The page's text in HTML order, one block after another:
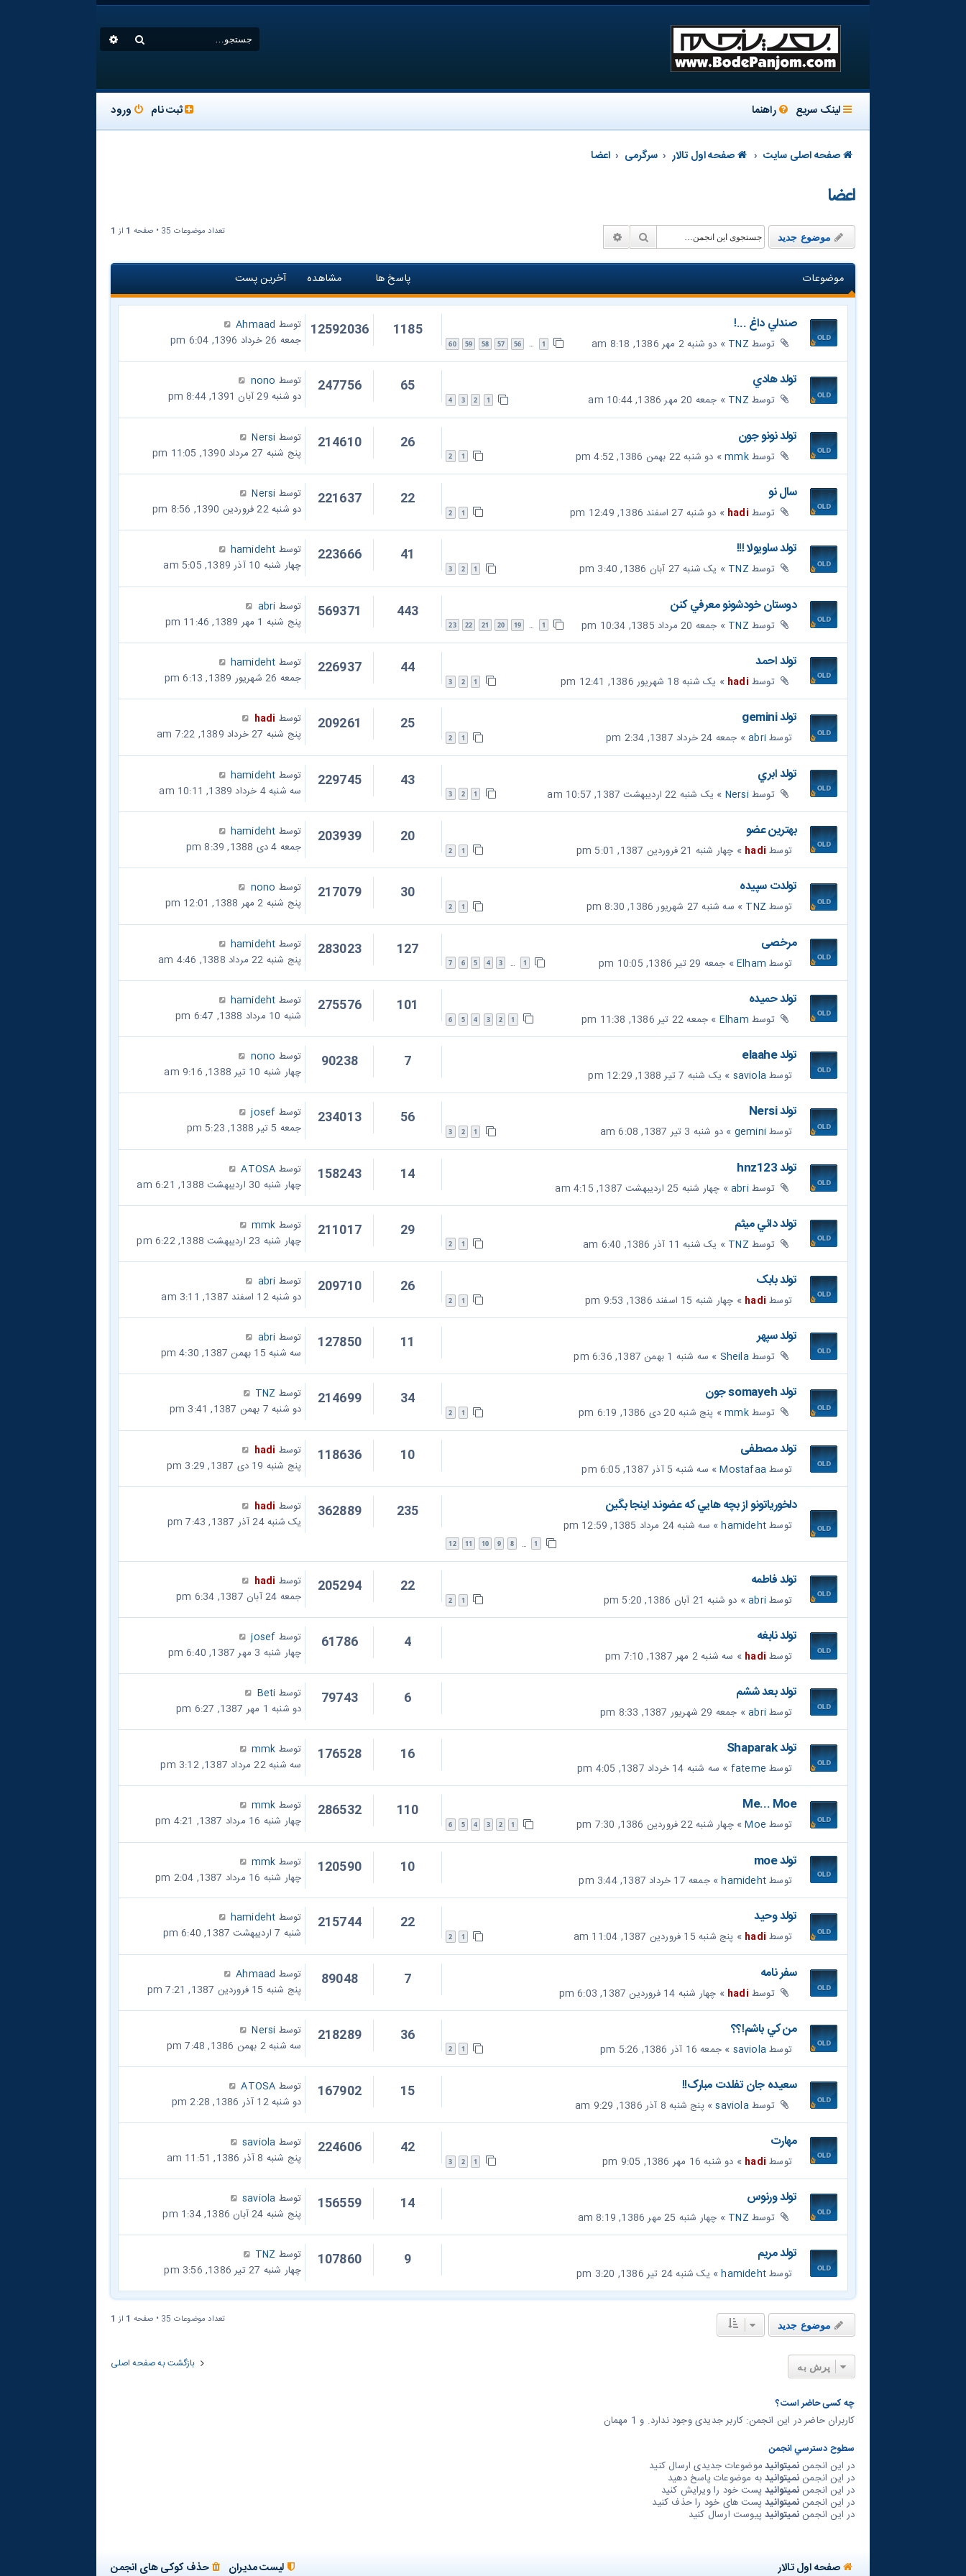
جستجو
لینک سریع راهنما ورود ثبت نام
صفحه اصلی سایت صفحه اول تالار سرگرمی اعضا
اعضا
موضوع جدید جستجو تعداد موضوعات 35 • صفحه 1 از 1
موضوعات پاسخ ها مشاهده آخرین پست
صندلي داغ ...!
توسط TNZ » دو شنبه 2 مهر 1386, 8:18 am 1
…
56
57
58
59
60
1185
12592036 توسط Ahmaad
جمعه 26 خرداد 1396, 6:04 pm
تولد هادي
توسط TNZ » جمعه 20 مهر 1386, 10:44 am 1
2
3
4
65
247756 توسط nono
دو شنبه 29 آبان 1391, 8:44 pm
تولد نونو جون
توسطmmk» دو شنبه 22 بهمن 1386, 4:52 pm 1
2
26
214610 توسط Nersi
پنج شنبه 27 مرداد 1390, 11:05 pm
سال نو
توسط hadi » دو شنبه 27 اسفند 1386, 12:49 pm 1
2
22
221637 توسط Nersi
دو شنبه 22 فروردین 1390, 8:56 pm
تولد ساويولا !!!
توسط TNZ » یک شنبه 27 آبان 1386, 3:40 pm 1
2
3
41
223666 توسط hamideht
چهار شنبه 10 آذر 1389, 5:05 am
دوستان خودشونو معرفي کنن
توسط TNZ » جمعه 20 مرداد 1385, 10:34 pm 1
…
19
20
21
22
23
443
569371 توسط abri
پنج شنبه 1 مهر 1389, 11:46 pm
تولد احمد
توسط hadi » یک شنبه 18 شهریور 1386, 12:41 pm 1
2
3
44
226937 توسط hamideht
جمعه 26 شهریور 1389, 6:13 pm
تولد gemini
توسطabri» جمعه 24 خرداد 1387, 2:34 pm 1
2
25
209261 توسط hadi
پنج شنبه 27 خرداد 1389, 7:22 am
تولد ابري
توسطNersi » یک شنبه 22 اردیبهشت 1387, 10:57 am 1
2
3
43
229745 توسط hamideht
سه شنبه 4 خرداد 1389, 10:11 am
بهترین عضو
توسط hadi » چهار شنبه 21 فروردین 1387, 5:01 pm 1
2
20
203939 توسط hamideht
جمعه 4 دی 1388, 8:39 pm
تولدت سپيده
توسط TNZ » سه شنبه 27 شهریور 1386, 8:30 pm 1
2
30
217079 توسط nono
پنج شنبه 2 مهر 1388, 12:01 pm
مرخصی
توسط Elham» جمعه 29 تیر 1386, 10:05 pm 1
…
3
4
5
6
7
127
283023 توسط hamideht
پنج شنبه 22 مرداد 1388, 4:46 am
تولد حميده
توسط Elham » جمعه 22 تیر 1386, 11:38 pm 1
2
3
4
5
6
101
275576 توسط hamideht
شنبه 10 مرداد 1388, 6:47 pm
تولد elaahe
توسطsaviola » یک شنبه 7 تیر 1388, 12:29 pm
7
90238 توسط nono
چهار شنبه 10 تیر 1388, 9:16 am
تولد Nersi
توسطgemini » دو شنبه 3 تیر 1387, 6:08 am 1
2
3
56
234013 توسط josef
جمعه 5 تیر 1388, 5:23 pm
تولد hnz123
توسطabri» چهار شنبه 25 اردیبهشت 1387, 4:15 am
14
158243 توسط ATOSA
چهار شنبه 30 اردیبهشت 1388, 6:21 am
تولد دائي ميثم
توسط TNZ » یک شنبه 11 آذر 1386, 6:40 am 1
2
29
211017 توسط mmk
چهار شنبه 23 اردیبهشت 1388, 6:22 pm
تولد بابک
توسط hadi » چهار شنبه 15 اسفند 1386, 9:53 pm 1
2
26
209710 توسط abri
دو شنبه 12 اسفند 1387, 3:11 am
تولد سپهر
توسطSheila » سه شنبه 1 بهمن 1387, 6:36 pm
11
127850 توسط abri
سه شنبه 15 بهمن 1387, 4:30 pm
تولد somayeh جون
توسطmmk» پنج شنبه 20 دی 1386, 6:19 pm 1
2
34
214699 توسط TNZ
دو شنبه 7 بهمن 1387, 3:41 pm
تولد مصطفی
توسطMostafaa» سه شنبه 5 آذر 1387, 6:05 pm
10
118636 توسط hadi
پنج شنبه 19 دی 1387, 3:29 pm
دلخورياتونو از بچه هايي که عضوند اينجا بگين
توسطhamideht» سه شنبه 24 مرداد 1385, 12:59 pm
1
…
8
9
10
11
12
235
362889 توسط hadi
یک شنبه 24 آذر 1387, 7:43 pm
تولد فاطمه
توسطabri» دو شنبه 21 آبان 1386, 5:20 pm 1
2
22
205294 توسط hadi
جمعه 24 آبان 1387, 6:34 pm
تولد نابغه
توسط hadi » سه شنبه 2 مهر 1387, 7:10 pm
4
61786 توسط josef
چهار شنبه 3 مهر 1387, 6:40 pm
تولد بعد ششم
توسطabri» جمعه 29 شهریور 1387, 8:33 pm
6
79743 توسط Beti
دو شنبه 1 مهر 1387, 6:27 pm
تولد Shaparak
توسط fateme » سه شنبه 14 خرداد 1387, 4:05 pm
16
176528 توسط mmk
سه شنبه 22 مرداد 1387, 3:12 pm
Me... Moe
توسط Moe» چهار شنبه 22 فروردین 1386, 7:30 pm 1
2
3
4
5
6
110
286532 توسط mmk
چهار شنبه 16 مرداد 1387, 4:21 pm
تولد moe
توسطhamideht» جمعه 17 خرداد 1387, 3:44 pm
10
120590 توسط mmk
چهار شنبه 16 مرداد 1387, 2:04 pm
تولد وحید
توسط hadi » پنج شنبه 15 فروردین 1387, 11:04 am 1
2
22
215744 توسط hamideht
شنبه 7 اردیبهشت 1387, 6:40 pm
سفر نامه
توسط hadi » چهار شنبه 14 فروردین 1387, 6:03 pm
7
89048 توسط Ahmaad
پنج شنبه 15 فروردین 1387, 7:21 pm
من کي باشم!؟؟
توسطsaviola » جمعه 16 آذر 1386, 5:26 pm 1
2
36
218289 توسط Nersi
سه شنبه 2 بهمن 1386, 7:48 pm
سعيده جان تفلدت مبارک!!
توسطsaviola» پنج شنبه 8 آذر 1386, 9:29 am
15
167902 توسط ATOSA
دو شنبه 12 آذر 1386, 2:28 pm
مهارت
توسط hadi » دو شنبه 16 مهر 1386, 9:05 pm 1
2
3
42
224606 توسط saviola
پنج شنبه 8 آذر 1386, 11:51 am
تولد ورنوس
توسط TNZ » چهار شنبه 25 مهر 1386, 8:19 am
14
156559 توسط saviola
پنج شنبه 24 آبان 1386, 1:34 pm
تولد مريم
توسطhamideht» یک شنبه 24 تیر 1386, 3:20 pm
9
107860 توسط TNZ
چهار شنبه 27 تیر 1386, 3:56 pm
موضوع جدید تعداد موضوعات 35 • صفحه 1 از 1
بازگشت به صفحه اصلی پرش به
چه کسی حاضر است؟
کاربران حاضر در این انجمن: کاربر جدیدی وجود ندارد. و 1 مهمان
سطوح دسترسي انجمن
در این انجمننمیتوانیدموضوعات جدیدی ارسال کنید
در این انجمننمیتوانیدبه موضوعات پاسخ دهید
در این انجمننمیتوانیدپست خود را ویرایش کنید
در این انجمننمیتوانیدپست های خود را حذف کنید
در این انجمننمیتوانیدپیوست ارسال کنید
صفحه اول تالار حذف کوکی های انجمن لیست مدیران